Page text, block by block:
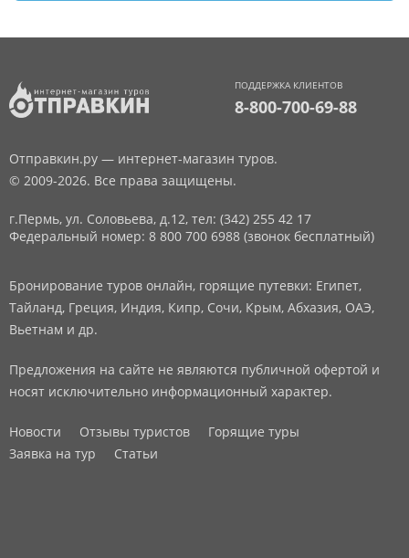
ПОДДЕРЖКА КЛИЕНТОВ
8-800-700-69-88
Отправкин.ру — интернет-магазин туров.
© 2009-2026. Все права защищены.
г.Пермь, ул. Соловьева, д.12, тел: (342) 255 42 17
Федеральный номер: 8 800 700 6988 (звонок бесплатный)
Бронирование туров онлайн, горящие путевки: Египет,
Тайланд, Греция, Индия, Кипр, Сочи, Крым, Абхазия, ОАЭ,
Вьетнам и др.
Предложения на сайте не являются публичной офертой и
носят исключительно информационный характер.
Новости Отзывы туристов
Горящие туры
Заявка на тур
Статьи